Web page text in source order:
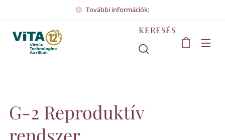
További információk:
KERESÉS
G-2 Reproduktív
rendszer